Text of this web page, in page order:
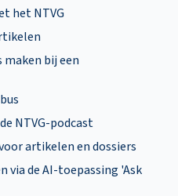
het NTVG
maken bij een
NTVG-podcast
artikelen en dossiers
via de AI-toepassing 'Ask